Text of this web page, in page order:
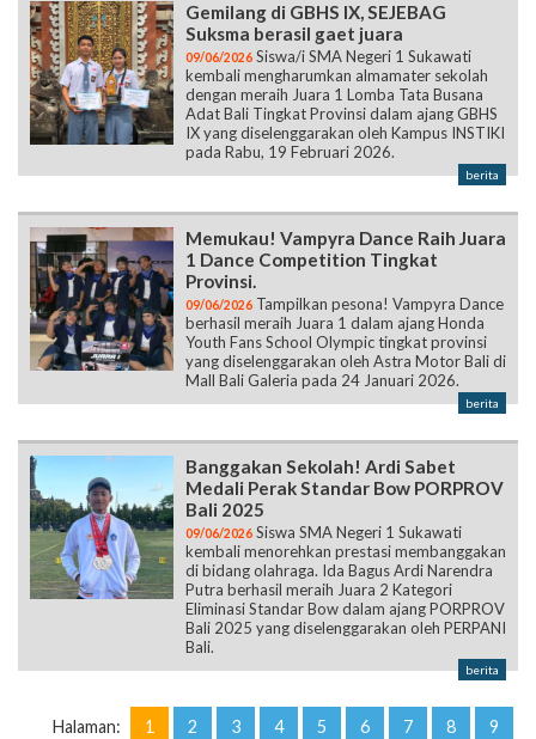
Gemilang di GBHS IX, SEJEBAG
Suksma berasil gaet juara
09/06/2026 Siswa/i SMA Negeri 1 Sukawati
kembali mengharumkan almamater sekolah
dengan meraih Juara 1 Lomba Tata Busana
Adat Bali Tingkat Provinsi dalam ajang GBHS
IX yang diselenggarakan oleh Kampus INSTIKI
pada Rabu, 19 Februari 2026.
berita
Memukau! Vampyra Dance Raih Juara
1 Dance Competition Tingkat
Provinsi.
09/06/2026 Tampilkan pesona! Vampyra Dance
berhasil meraih Juara 1 dalam ajang Honda
Youth Fans School Olympic tingkat provinsi
yang diselenggarakan oleh Astra Motor Bali di
Mall Bali Galeria pada 24 Januari 2026.
berita
Banggakan Sekolah! Ardi Sabet
Medali Perak Standar Bow PORPROV
Bali 2025
09/06/2026 Siswa SMA Negeri 1 Sukawati
kembali menorehkan prestasi membanggakan
di bidang olahraga. Ida Bagus Ardi Narendra
Putra berhasil meraih Juara 2 Kategori
Eliminasi Standar Bow dalam ajang PORPROV
Bali 2025 yang diselenggarakan oleh PERPANI
Bali.
berita
Halaman: 1 2 3 4 5 6 7 8 9